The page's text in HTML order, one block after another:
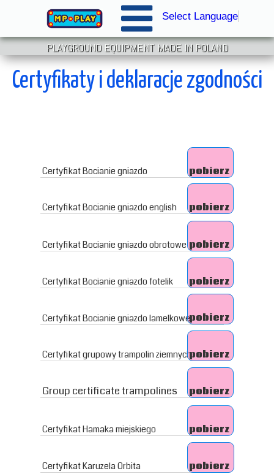
Select Language
PLAYGROUND EQUIPMENT MADE IN POLAND
pobierz
Certyfikat Karuzela Orbita
pobierz
Certyfikat Hamaka miejskiego
pobierz
pobierz
Group certificate trampolines
Certyfikat grupowy trampolin ziemnych
pobierz
Certyfikat Bocianie gniazdo english
pobierz
Certyfikat Bocianie gniazdo fotelik
pobierz
Certyfikat Bocianie gniazdo obrotowe
pobierz
Certyfikat Bocianie gniazdo lamelkowe
pobierz
Certyfikat Bocianie gniazdo
Certyfikaty i deklaracje zgodności